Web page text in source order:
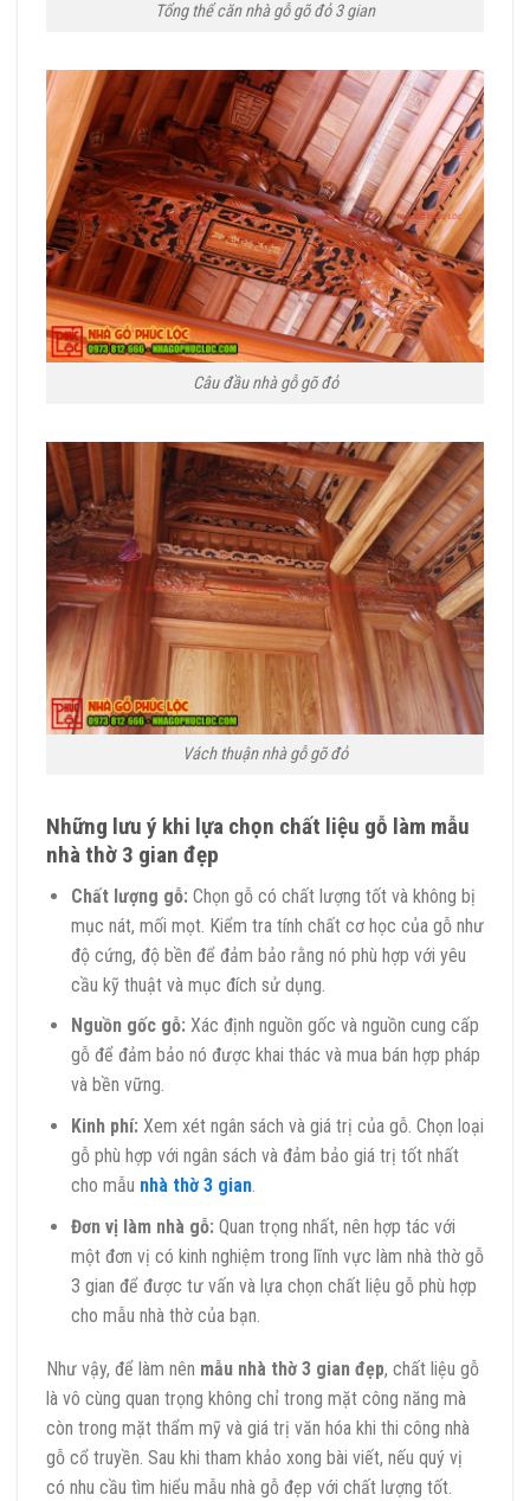
Tổng thể căn nhà gỗ gõ đỏ 3 gian
Câu đầu nhà gỗ gõ đỏ
Vách thuận nhà gỗ gõ đỏ
Những lưu ý khi lựa chọn chất liệu gỗ làm mẫu
nhà thờ 3 gian đẹp
Chất lượng gỗ: Chọn gỗ có chất lượng tốt và không bị
mục nát, mối mọt. Kiểm tra tính chất cơ học của gỗ như
độ cứng, độ bền để đảm bảo rằng nó phù hợp với yêu
cầu kỹ thuật và mục đích sử dụng.
Nguồn gốc gỗ: Xác định nguồn gốc và nguồn cung cấp
gỗ để đảm bảo nó được khai thác và mua bán hợp pháp
và bền vững.
Kinh phí: Xem xét ngân sách và giá trị của gỗ. Chọn loại
gỗ phù hợp với ngân sách và đảm bảo giá trị tốt nhất
cho mẫu nhà thờ 3 gian.
Đơn vị làm nhà gỗ: Quan trọng nhất, nên hợp tác với
một đơn vị có kinh nghiệm trong lĩnh vực làm nhà thờ gỗ
3 gian để được tư vấn và lựa chọn chất liệu gỗ phù hợp
cho mẫu nhà thờ của bạn.
Như vậy, để làm nên mẫu nhà thờ 3 gian đẹp, chất liệu gỗ
là vô cùng quan trọng không chỉ trong mặt công năng mà
còn trong mặt thẩm mỹ và giá trị văn hóa khi thi công nhà
gỗ cổ truyền. Sau khi tham khảo xong bài viết, nếu quý vị
có nhu cầu tìm hiểu mẫu nhà gỗ đẹp với chất lượng tốt.